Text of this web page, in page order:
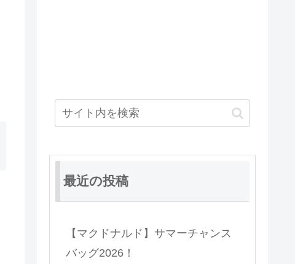
最近の投稿
【マクドナルド】サマーチャンス
バッグ2026！